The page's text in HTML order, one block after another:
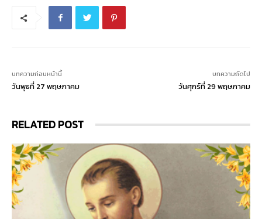
บทความก่อนหน้านี้
วันพุธที่ 27 พฤษภาคม
บทความถัดไป
วันศุกร์ที่ 29 พฤษภาคม
RELATED POST